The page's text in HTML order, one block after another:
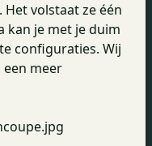
volstaat ze één
kan je met je duim
configuraties. Wij
een meer